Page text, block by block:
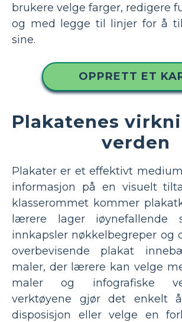
brukere velge farger, redigere
og med legge til linjer for å
sine.
OPPRETT ET
Plakatenes
verden
Plakater er et effektivt
informasjon på en visuelt
klasserommet kommer
lærere lager iøynefallende
innkapsler nøkkelbegreper og
overbevisende plakat
maler, der lærere kan velge
maler og infografiske
verktøyene gjør det enkelt
disposisjon eller velge en